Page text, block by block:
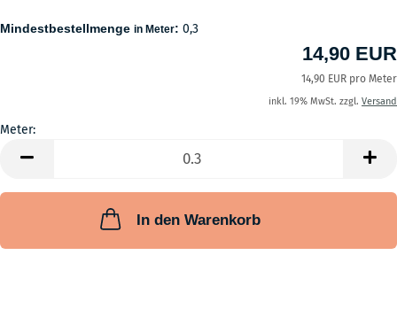
Mindestbestellmenge in Meter: 0,3
14,90 EUR
14,90 EUR pro Meter
inkl. 19% MwSt. zzgl. Versand
Meter:
In den Warenkorb